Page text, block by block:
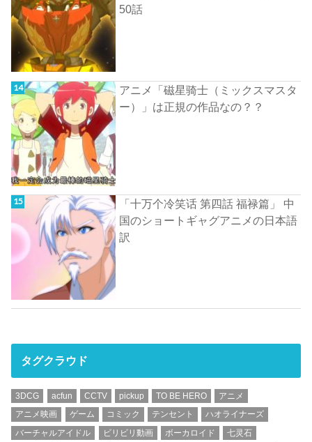
50話
アニメ「磁星骑士（ミックスマスタ
ー）」は正規の作品なの？？
「十万个冷笑话 第四話 福禄篇」 中
国のショートギャグアニメの日本語
訳
タグクラウド
3DCG acfun CCTV pickup TO BE HERO
アニメ
アニメ映画
ゲーム コミック テンセント
ハオライナーズ
バーチャルアイドル
ビリビリ動画 ボーカロイド
七灵石